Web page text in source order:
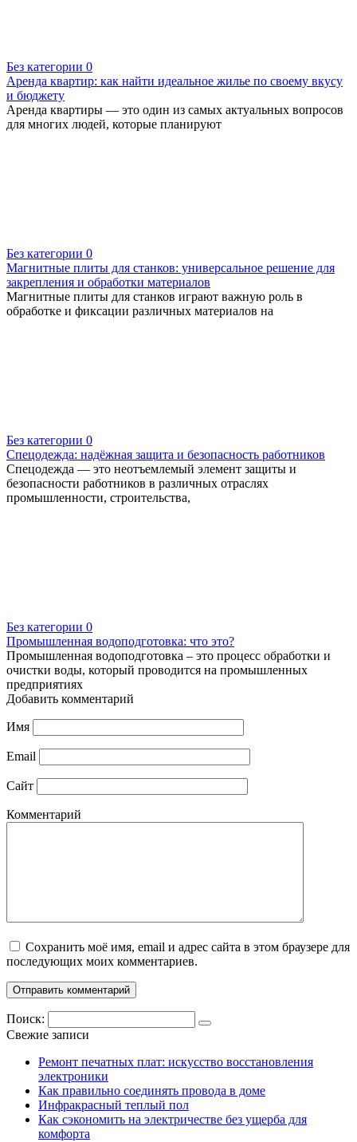
Без категории 0
Аренда квартир: как найти идеальное жилье по своему вкусу
и бюджету
Аренда квартиры — это один из самых актуальных вопросов
для многих людей, которые планируют
Без категории 0
Магнитные плиты для станков: универсальное решение для
закрепления и обработки материалов
Магнитные плиты для станков играют важную роль в
обработке и фиксации различных материалов на
Без категории 0
Спецодежда: надёжная защита и безопасность работников
Спецодежда — это неотъемлемый элемент защиты и
безопасности работников в различных отраслях
промышленности, строительства,
Без категории 0
Промышленная водоподготовка: что это?
Промышленная водоподготовка – это процесс обработки и
очистки воды, который проводится на промышленных
предприятиях
Добавить комментарий
Имя
Email
Сайт
Комментарий
Сохранить моё имя, email и адрес сайта в этом браузере для
последующих моих комментариев.
Поиск:
Свежие записи
Ремонт печатных плат: искусство восстановления
электроники
Как правильно соединять провода в доме
Инфракрасный теплый пол
Как сэкономить на электричестве без ущерба для
комфорта